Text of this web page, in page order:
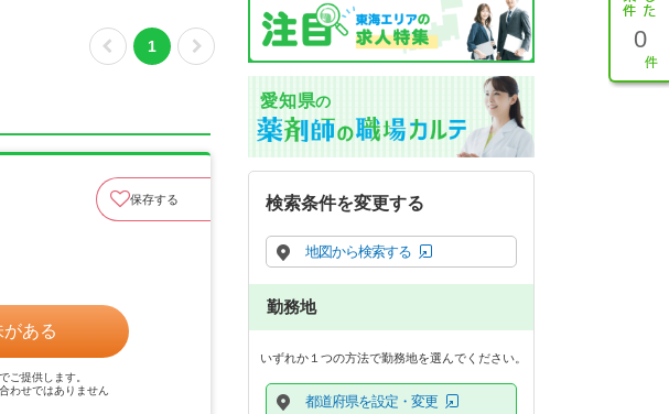
0
1
保存する
ある
ご提供します。
わせではありません
愛知県の
検索条件を変更する
地図から検索する
勤務地
いずれか１つの方法で勤務地を選んでください。
都道府県を設定・変更